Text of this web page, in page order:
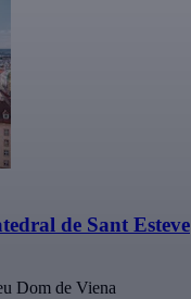
de Sant Esteve
Dom de Viena